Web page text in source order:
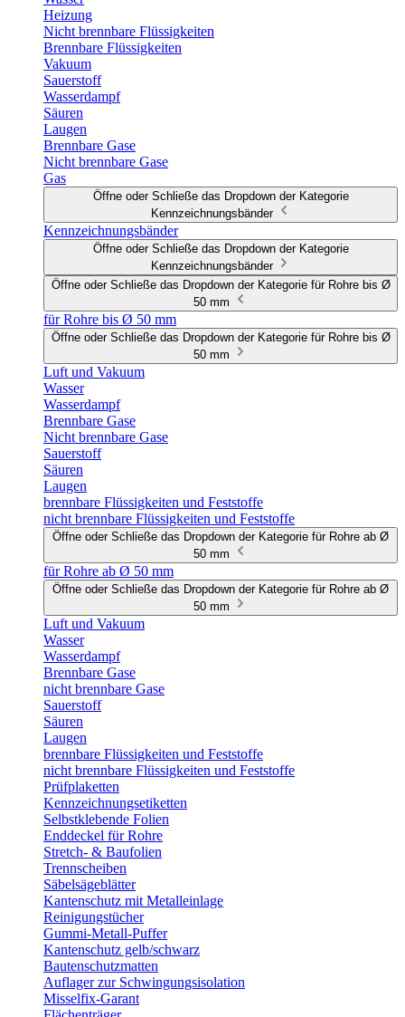
Heizung
Nicht brennbare Flüssigkeiten
Brennbare Flüssigkeiten
Vakuum
Sauerstoff
Wasserdampf
Säuren
Laugen
Brennbare Gase
Nicht brennbare Gase
Gas
Öffne oder Schließe das Dropdown der Kategorie
Kennzeichnungsbänder
Kennzeichnungsbänder
Öffne oder Schließe das Dropdown der Kategorie
Kennzeichnungsbänder
Öffne oder Schließe das Dropdown der Kategorie für Rohre bis Ø
50 mm
für Rohre bis Ø 50 mm
Öffne oder Schließe das Dropdown der Kategorie für Rohre bis Ø
50 mm
Luft und Vakuum
Wasser
Wasserdampf
Brennbare Gase
Nicht brennbare Gase
Sauerstoff
Säuren
Laugen
brennbare Flüssigkeiten und Feststoffe
nicht brennbare Flüssigkeiten und Feststoffe
Öffne oder Schließe das Dropdown der Kategorie für Rohre ab Ø
50 mm
für Rohre ab Ø 50 mm
Öffne oder Schließe das Dropdown der Kategorie für Rohre ab Ø
50 mm
Luft und Vakuum
Wasser
Wasserdampf
Brennbare Gase
nicht brennbare Gase
Sauerstoff
Säuren
Laugen
brennbare Flüssigkeiten und Feststoffe
nicht brennbare Flüssigkeiten und Feststoffe
Prüfplaketten
Kennzeichnungsetiketten
Selbstklebende Folien
Enddeckel für Rohre
Stretch- & Baufolien
Trennscheiben
Säbelsägeblätter
Kantenschutz mit Metalleinlage
Reinigungstücher
Gummi-Metall-Puffer
Kantenschutz gelb/schwarz
Bautenschutzmatten
Auflager zur Schwingungsisolation
Misselfix-Garant